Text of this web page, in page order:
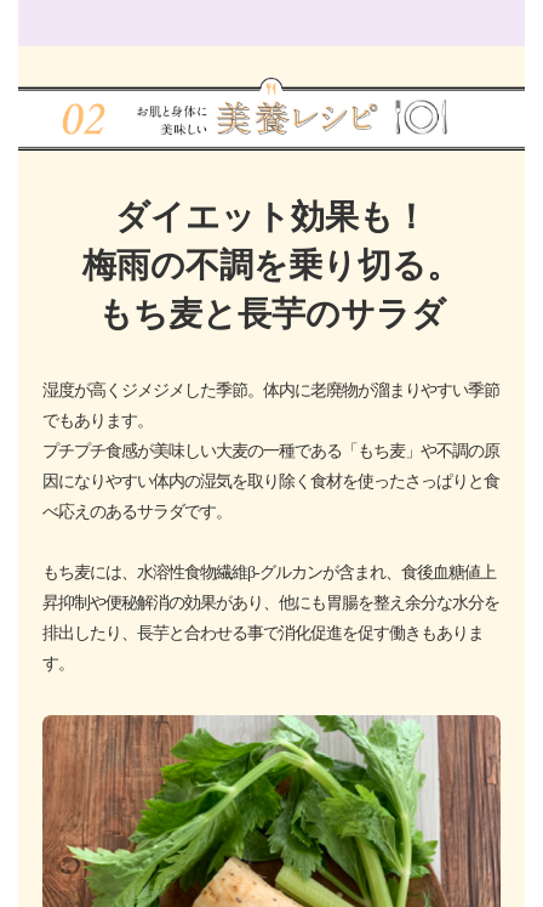
ダイエット効果も！
梅雨の不調を乗り切る。
もち麦と長芋のサラダ
湿度が高くジメジメした季節。体内に老廃物が溜まりやすい季節
でもあります。
プチプチ食感が美味しい大麦の一種である「もち麦」や不調の原
因になりやすい体内の湿気を取り除く食材を使ったさっぱりと食
べ応えのあるサラダです。
もち麦には、水溶性食物繊維β-グルカンが含まれ、食後血糖値上
昇抑制や便秘解消の効果があり、他にも胃腸を整え余分な水分を
排出したり、長芋と合わせる事で消化促進を促す働きもありま
す。